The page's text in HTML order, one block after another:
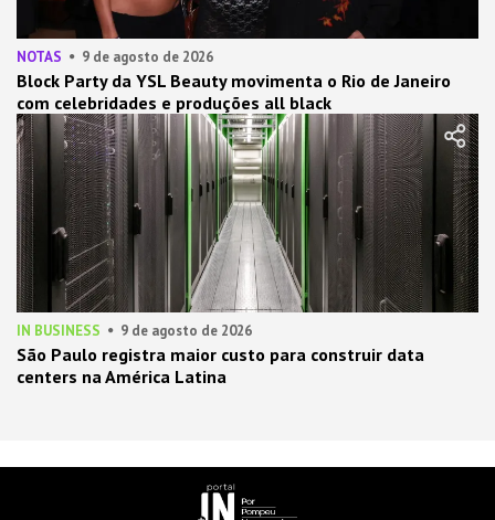
NOTAS 9 de agosto de 2026
Block Party da YSL Beauty movimenta o Rio de Janeiro
com celebridades e produções all black
IN BUSINESS 9 de agosto de 2026
São Paulo registra maior custo para construir data
centers na América Latina